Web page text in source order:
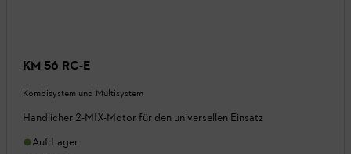
KM 56 RC-E
Kombisystem und Multisystem
Handlicher 2-MIX-Motor für den universellen Einsatz
Auf Lager